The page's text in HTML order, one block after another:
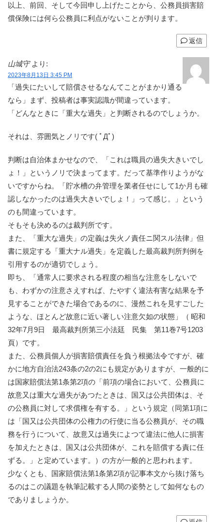
以上、前回、そして今回申し上げたことから、公務員損害賠
償保険には何ら公務員に利点がないことが判ります。
返信
山城守 より:
2023年8月13日 3:45 PM
「過失にたいして賠償させるなんてことがまかり通る
なら」まず、投稿者は事実認識が間違っています。
「どんなときに「重大な過失」と判断されるのでしょうか。
それは、雰囲気とノリです( ﾟДﾟ)
判断は自治体まかせなので、「これは職員の過失大きいでし
ょ！」というノリで決まってます。だって基準作りようがな
いですからね。「貯水槽の弁管理を業者任せにして1か月も確
認しなかったのは過失大きいでしょ！」って感じ。」という
のも間違っています。
そもそも決めるのは裁判所です。
また、「重大な過失」の定義は失火ノ責任ニ関スル法律」但
書に規定する「重大ナル過失」を定義した最高裁判所判例を
引用するのが適切でしょう。
即ち、「通常人に要求される程度の相当な注意をしないで
も、わずかの注意さえすれば、たやすく違法有害な結果を予
見することができた場合であるのに、漫然これを見すごした
ような、ほとんど故意に近い著しい注意欠如の状態」（ 昭和
32年7月9日 最高裁判所第三小法廷 民集 第11巻7号1203
頁）です。
また、公務員個人が損害賠償責任を負う根拠法令ですが、確
かに地方自治法243条の2の2にも規定がありますが、一般的に
は国家賠償法第1条第2項の「前項の場合において、公務員に
故意又は重大な過失があつたときは、国又は公共団体は、そ
の公務員に対して求償権を有する。」という規定（同第1項に
は「国又は公共団体の公権力の行使に当る公務員が、その職
務を行うについて、故意又は過失によつて違法に他人に損害
を加えたときは、国又は公共団体が、これを賠償する責に任
ずる。」と定めています。）の方が一般的と思われます。
少なくとも、国家賠償法第1条第2項が記事本文から抜け落ち
るのはこの議題を執筆記載する人間の姿勢として如何なもの
でありましょうか。